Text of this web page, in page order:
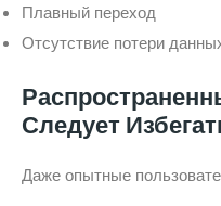
Плавный переход
Отсутствие потери
Следует
Даже опытные